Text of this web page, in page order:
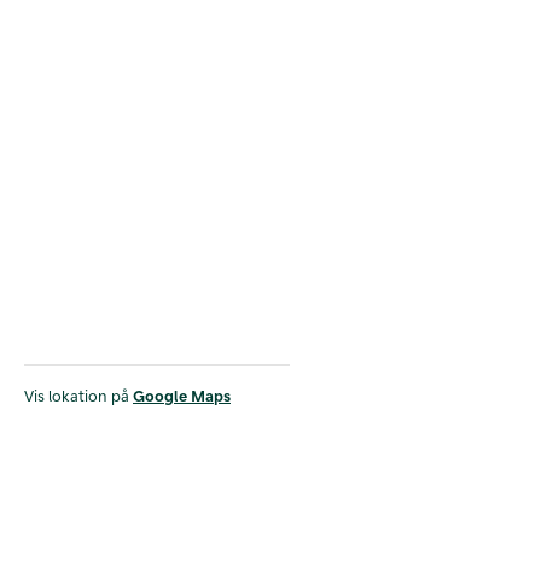
Vis lokation på Google Maps